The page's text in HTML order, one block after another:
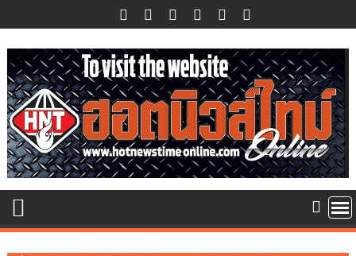
to
content